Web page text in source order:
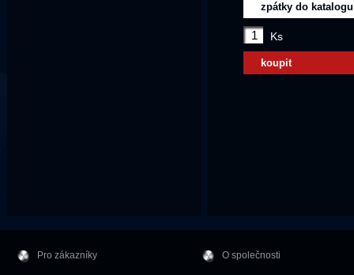
zpátky do katalogu
Ks
koupit
Pro zákazníky O společnosti